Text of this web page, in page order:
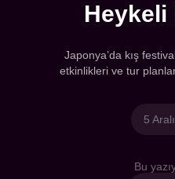
Heykeli
Japonya’da kış
etkinlikleri ve tur
5
Bu